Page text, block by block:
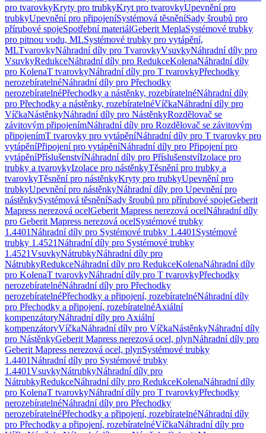
pro tvarovkyKryty pro trubkyKryt pro tvarovkyUpevnění pro
trubkyUpevnění pro připojeníSystémová těsněníSady šroubů pro
přírubové spojeSpotřební materiálGeberit MeplaSystémové trubky
pro pitnou vodu, MLSystémové trubky pro vytápění,
MLTvarovkyNáhradní díly pro TvarovkyVsuvkyNáhradní díly pro
VsuvkyRedukceNáhradní díly pro RedukceKolenaNáhradní díly
pro KolenaT tvarovkyNáhradní díly pro T tvarovkyPřechodky
nerozebíratelnéNáhradní díly pro Přechodky
nerozebíratelnéPřechodky a nástěnky, rozebíratelnéNáhradní díly
pro Přechodky a nástěnky, rozebíratelnéVíčkaNáhradní díly pro
VíčkaNástěnkyNáhradní díly pro NástěnkyRozdělovač se
závitovým připojenímNáhradní díly pro Rozdělovač se závitovým
připojenímT tvarovky pro vytápěníNáhradní díly pro T tvarovky pro
vytápěníPřipojení pro vytápěníNáhradní díly pro Připojení pro
vytápěníPříslušenstvíNáhradní díly pro PříslušenstvíIzolace pro
trubky a tvarovkyIzolace pro nástěnkyTěsnění pro trubky a
tvarovkyTěsnění pro nástěnkyKryty pro trubkyUpevnění pro
trubkyUpevnění pro nástěnkyNáhradní díly pro Upevnění pro
nástěnkySystémová těsněníSady šroubů pro přírubové spojeGeberit
Mapress nerezová ocelGeberit Mapress nerezová ocelNáhradní díly
pro Geberit Mapress nerezová ocelSystémové trubky
1.4401Náhradní díly pro Systémové trubky 1.4401 Systémové
trubky 1.4521Náhradní díly pro Systémové trubky
1.4521VsuvkyNátrubkyNáhradní díly pro
NátrubkyRedukceNáhradní díly pro RedukceKolenaNáhradní díly
pro KolenaT tvarovkyNáhradní díly pro T tvarovkyPřechodky
nerozebíratelnéNáhradní díly pro Přechodky
nerozebíratelnéPřechodky a připojení, rozebíratelnéNáhradní díly
pro Přechodky a připojení, rozebíratelnéAxiální
kompenzátoryNáhradní díly pro Axiální
kompenzátoryVíčkaNáhradní díly pro VíčkaNástěnkyNáhradní díly
pro NástěnkyGeberit Mapress nerezová ocel, plynNáhradní díly pro
Geberit Mapress nerezová ocel, plynSystémové trubky
1.4401Náhradní díly pro Systémové trubky
1.4401VsuvkyNátrubkyNáhradní díly pro
NátrubkyRedukceNáhradní díly pro RedukceKolenaNáhradní díly
pro KolenaT tvarovkyNáhradní díly pro T tvarovkyPřechodky
nerozebíratelnéNáhradní díly pro Přechodky
nerozebíratelnéPřechodky a připojení, rozebíratelnéNáhradní díly
pro Přechodky a připojení, rozebíratelnéVíčkaNáhradní díly pro